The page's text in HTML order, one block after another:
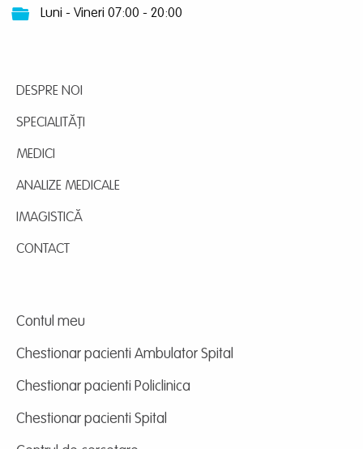
Luni - Vineri 07:00 - 20:00
DESPRE NOI
SPECIALITĂȚI
MEDICI
ANALIZE MEDICALE
IMAGISTICĂ
CONTACT
Contul meu
Chestionar pacienti Ambulator Spital
Chestionar pacienti Policlinica
Chestionar pacienti Spital